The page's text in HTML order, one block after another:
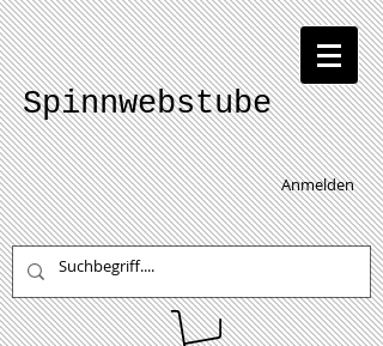
Spinnwebstube
Anmelden